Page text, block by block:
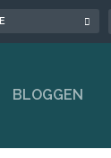
BLOGGEN